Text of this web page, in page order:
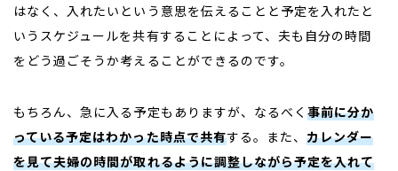
はなく、入れたいという意思を伝えることと予定を入れたと
いうスケジュールを共有することによって、夫も自分の時間
をどう過ごそうか考えることができるのです。
もちろん、急に入る予定もありますが、なるべく事前に分か
っている予定はわかった時点で共有する。また、カレンダー
を見て夫婦の時間が取れるように調整しながら予定を入れて